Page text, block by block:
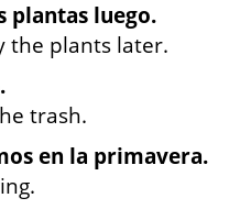
plantas luego.
the plants later.
trash.
en la primavera.